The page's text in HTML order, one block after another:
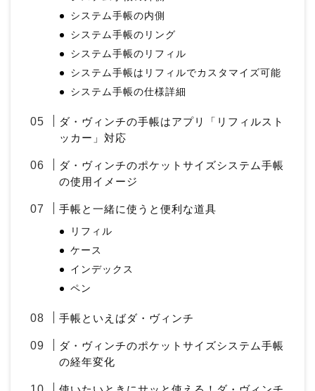
システム手帳の内側
システム手帳のリング
システム手帳のリフィル
システム手帳はリフィルでカスタマイズ可能
システム手帳の仕様詳細
ダ・ヴィンチの手帳はアプリ「リフィルスト
ッカー」対応
ダ・ヴィンチのポケットサイズシステム手帳
の使用イメージ
手帳と一緒に使うと便利な道具
リフィル
ケース
インデックス
ペン
手帳といえばダ・ヴィンチ
ダ・ヴィンチのポケットサイズシステム手帳
の経年変化